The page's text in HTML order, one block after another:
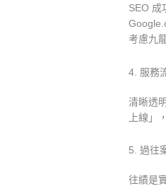
SEO 成
考慮九
4. 服務
清晰透
上線」
5. 過往
往績是